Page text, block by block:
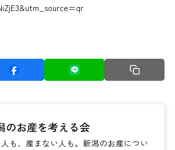
のお産を考える会
も、産まない人も。新潟のお産につい